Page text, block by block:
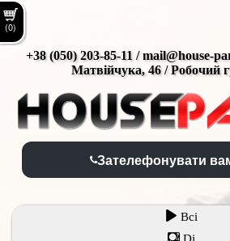
(0)
+38 (050) 203-85-11 / mail@house-
Матвійчука, 46 / Робочий
Зателефонувати
Всi